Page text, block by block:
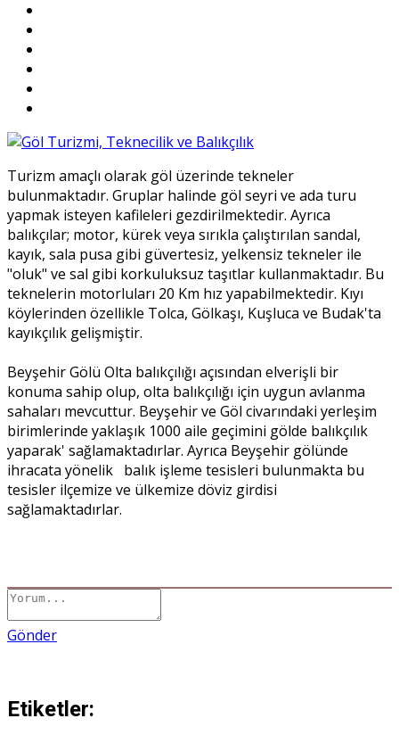
Turizm amaçlı olarak göl üzerinde tekneler
bulunmaktadır. Gruplar halinde göl seyri ve ada turu
yapmak isteyen kafileleri gezdirilmektedir. Ayrıca
balıkçılar; motor, kürek veya sırıkla çalıştırılan sandal,
kayık, sala pusa gibi güvertesiz, yelkensiz tekneler ile
"oluk" ve sal gibi korkuluksuz taşıtlar kullanmaktadır. Bu
teknelerin motorluları 20 Km hız yapabilmektedir. Kıyı
köylerinden özellikle Tolca, Gölkaşı, Kuşluca ve Budak'ta
kayıkçılık gelişmiştir.
Beyşehir Gölü Olta balıkçılığı açısından elverişli bir
konuma sahip olup, olta balıkçılığı için uygun avlanma
sahaları mevcuttur. Beyşehir ve Göl civarındaki yerleşim
birimlerinde yaklaşık 1000 aile geçimini gölde balıkçılık
yaparak' sağlamaktadırlar. Ayrıca Beyşehir gölünde
ihracata yönelik balık işleme tesisleri bulunmakta bu
tesisler ilçemize ve ülkemize döviz girdisi
sağlamaktadırlar.
Gönder
Etiketler: